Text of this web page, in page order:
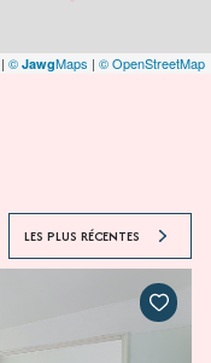
| © JawgMaps | © OpenStreetMap
LES PLUS RÉCENTES